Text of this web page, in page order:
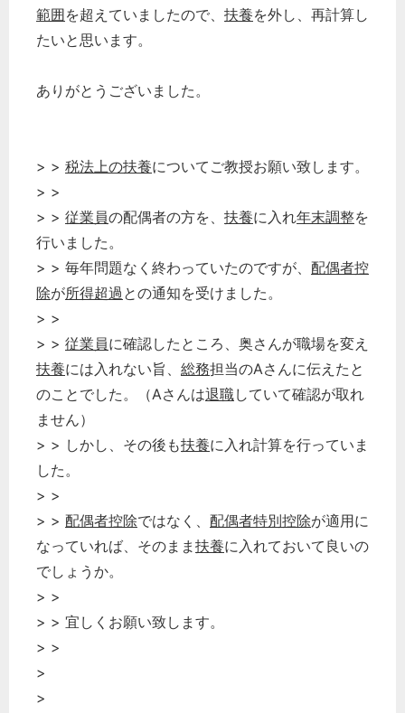
範囲を超えていましたので、 扶養を外し、再計算し
たいと思います。
ありがとうございました。
> > 税法上の扶養についてご教授お願い致します。
> >
> > 従業員の配偶者の方を、 扶養に入れ年末調整を
行いました。
> > 毎年問題なく終わっていたのですが、 配偶者控
除が所得超過 との通知を受けました。
> >
> > 従業員に確認したところ、奥さんが職場を変え
扶養には入れない旨、 総務担当のAさんに伝えたと
のことでした。（Aさんは退職していて確認が取れ
ません）
> > しかし、その後も扶養に入れ計算を行っていま
した。
> >
> > 配偶者控除ではなく、 配偶者特別控除が適用に
なっていれば、そのまま 扶養に入れておいて良いの
でしょうか。
> >
> > 宜しくお願い致します。
> >
>
>